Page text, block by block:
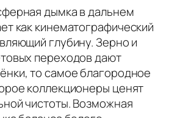
дымка в дальнем
как кинематографический
глубину. Зерно и
переходов дают
то самое благородное
коллекционеры ценят
чистоты. Возможная